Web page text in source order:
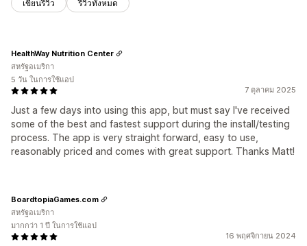
เขียนรีวิว รีวิวทั้งหมด
7 ตุลาคม 2025
Just a few days into using this app, but must say I've received
some of the best and fastest support during the install/testing
process. The app is very straight forward, easy to use,
reasonably priced and comes with great support. Thanks Matt!
HealthWay Nutrition Center
สหรัฐอเมริกา
5 วัน ในการใช้แอป
16 พฤศจิกายน 2024
BoardtopiaGames.com
สหรัฐอเมริกา
มากกว่า 1 ปี ในการใช้แอป